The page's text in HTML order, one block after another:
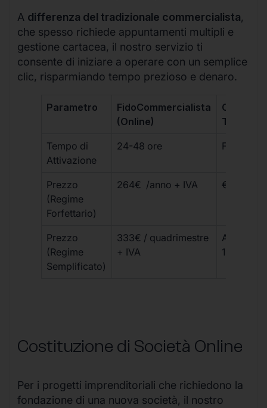
A differenza del tradizionale commercialista,
che spesso richiede appuntamenti multipli e
gestione cartacea, il nostro servizio ti
consente di iniziare a operare con un semplice
clic, risparmiando tempo prezioso e denaro.
Parametro
FidoCommercialista
(Online)
Tempo di
Attivazione
24-48 ore Fino a 30
Prezzo
(Regime
Forfettario)
264€ /anno + IVA €500 –
Prezzo
(Regime
Semplificato)
333€ / quadrimestre
+ IVA
A partire
1800 € +
Costituzione di Società Online
Per i progetti imprenditoriali che richiedono la
fondazione di una nuova società, il nostro